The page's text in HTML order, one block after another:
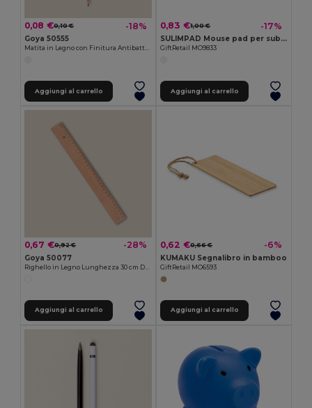
0,08 €0,10 € -18%
Goya 50555
Matita in Legno con Finitura Antibatterica SURGEON
Aggiungi al carrello
0,83 €1,00 € -17%
SULIMPAD Mouse pad per sublimazione
GiftRetail MO9833
Aggiungi al carrello
0,67 €0,92 € -28%
Goya 50077
Aggiungi al carrello
0,62 €0,66 € -6%
KUMAKU Segnalibro in bamboo
GiftRetail MO6593
Aggiungi al carrello